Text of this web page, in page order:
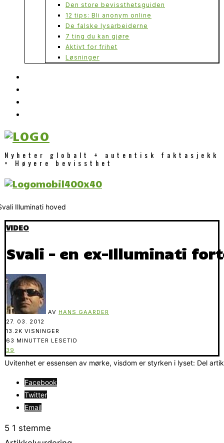
Den store bevissthetsguiden
12 tips: Bli anonym online
De falske lysarbeiderne
7 ting du kan gjøre
Aktivt for frihet
Løsninger
Nyheter globalt + autentisk faktasjekk
= Høyere bevissthet
VIDEO
Svali – en ex-Illuminati
AV HANS GAARDER
27. 03. 2012
13.2K VISNINGER
63 MINUTTER LESETID
39
Uvitenhet er essensen av mørke, visdom er styrken i lyset: Del
Facebook
Twitter
Email
5 1 stemme